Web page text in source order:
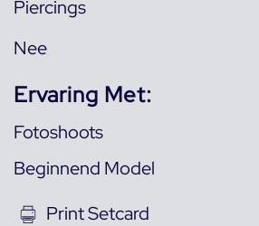
Piercings
Nee
Ervaring Met:
Fotoshoots
Beginnend Model
Print Setcard